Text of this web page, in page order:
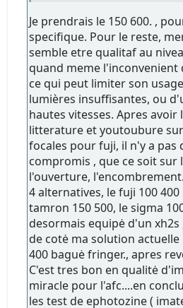
Je prendrais le 150 600. ,
specifique. Pour le reste,
semble etre qualitaf au
quand meme l'inconvenient
ce qui peut limiter son
lumières insuffisantes, ou
hautes vitesses. Apres avoir
litterature et youtoubure
focales pour fuji, il n'y a pas
compromis , que ce soit sur
l'ouverture,
4 alternatives, le fuji 100
tamron 150 500, le sigma
desormais equipė d'un xh2s
de cotė ma solution
400 baguė fringer., apres
C'est tres bon en qualitė
miracle pour l'afc....en
les test de ephotozine (